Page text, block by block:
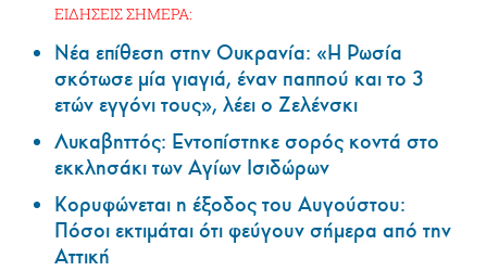
ΕΙΔΗΣΕΙΣ ΣΗΜΕΡΑ:
Νέα επίθεση στην Ουκρανία: «Η Ρωσία
σκότωσε μία γιαγιά, έναν παππού και το 3
ετών εγγόνι τους», λέει ο Ζελένσκι
Λυκαβηττός: Εντοπίστηκε σορός κοντά στο
εκκλησάκι των Αγίων Ισιδώρων
Κορυφώνεται η έξοδος του Αυγούστου:
Πόσοι εκτιμάται ότι φεύγουν σήμερα από την
Αττική